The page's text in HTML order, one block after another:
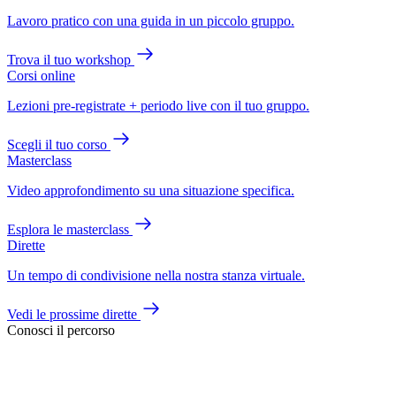
Lavoro pratico con una guida in un piccolo gruppo.
Trova il tuo workshop
Corsi online
Lezioni pre-registrate + periodo live con il tuo gruppo.
Scegli il tuo corso
Masterclass
Video approfondimento su una situazione specifica.
Esplora le masterclass
Dirette
Un tempo di condivisione nella nostra stanza virtuale.
Vedi le prossime dirette
Conosci il percorso